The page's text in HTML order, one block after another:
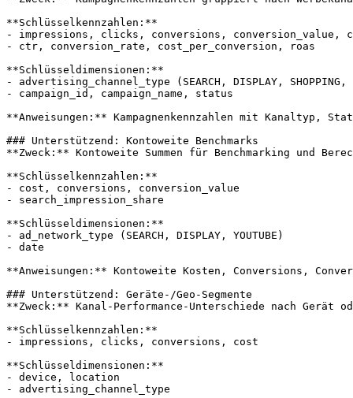
**Schlüsselkennzahlen:**
- impressions, clicks, conversions, conversion_value,
- ctr, conversion_rate, cost_per_conversion, roas
**Schlüsseldimensionen:**
- advertising_channel_type (SEARCH, DISPLAY, SHOPPING,
- campaign_id, campaign_name, status
**Anweisungen:** Kampagnenkennzahlen mit Kanaltyp,
### Unterstützend: Kontoweite Benchmarks
**Zweck:** Kontoweite Summen für Benchmarking und
**Schlüsselkennzahlen:**
- cost, conversions, conversion_value
- search_impression_share
**Schlüsseldimensionen:**
- ad_network_type (SEARCH, DISPLAY, YOUTUBE)
- date
**Anweisungen:** Kontoweite Kosten, Conversions,
### Unterstützend: Geräte-/Geo-Segmente
**Zweck:** Kanal-Performance-Unterschiede nach Gerät
**Schlüsselkennzahlen:**
- impressions, clicks, conversions, cost
**Schlüsseldimensionen:**
- device, location
- advertising_channel_type